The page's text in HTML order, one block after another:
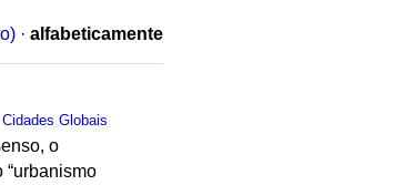
· alfabeticamente
Globais
o